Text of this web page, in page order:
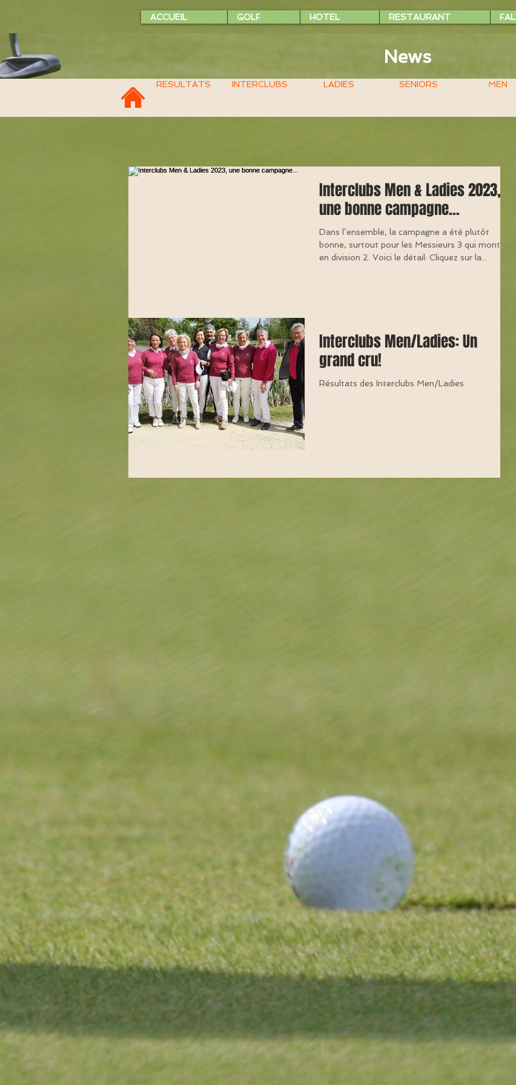
ACCUEIL GOLF HOTEL RESTAURANT
News
RESULTATS INTERCLUBS LADIES SENIORS MEN
Interclubs Men & Ladies 2023,
une bonne campagne...
Dans l’ensemble, la campagne a été plutôt
bonne, surtout pour les Messieurs 3 qui montent
en division 2. Voici le détail: Cliquez sur la...
Interclubs Men/Ladies: Un
grand cru!
Résultats des Interclubs Men/Ladies